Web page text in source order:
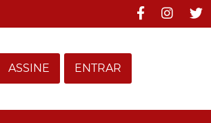
ASSINE ENTRAR